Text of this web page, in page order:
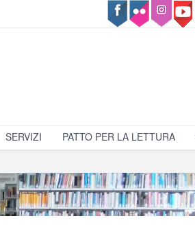
SERVIZI PATTO PER LA LETTURA